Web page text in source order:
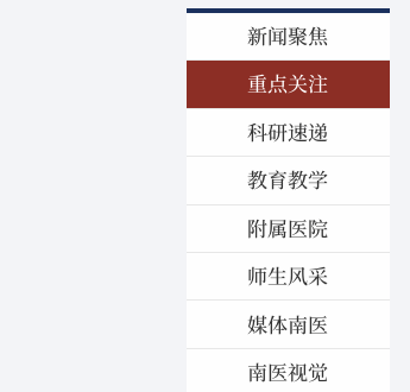
新闻聚焦
重点关注
科研速递
教育教学
附属医院
师生风采
媒体南医
南医视觉